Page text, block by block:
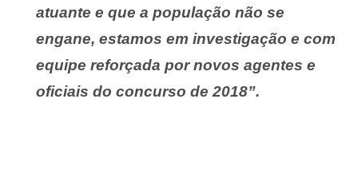
atuante e que a população não se
engane, estamos em investigação e com
equipe reforçada por novos agentes e
oficiais do concurso de 2018”.